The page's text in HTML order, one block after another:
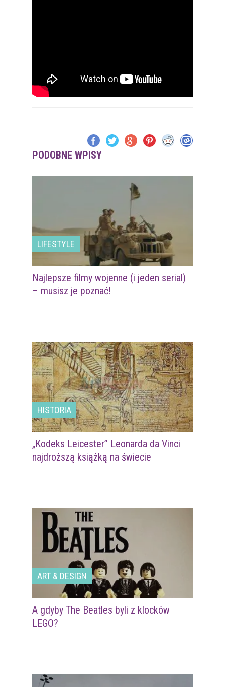
PODOBNE WPISY
LIFESTYLE
Najlepsze filmy wojenne (i jeden serial)
– musisz je poznać!
HISTORIA
„Kodeks Leicester” Leonarda da Vinci
najdroższą książką na świecie
ART & DESIGN
A gdyby The Beatles byli z klocków
LEGO?